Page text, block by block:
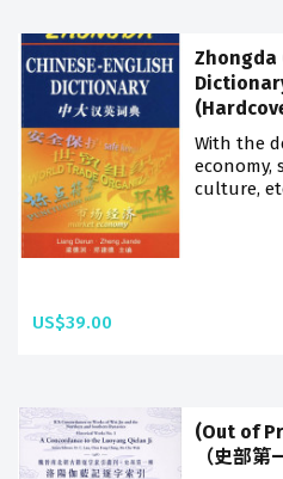
Zhongda
With the
economy,
culture,
US$39.00
(Out of
（史部第